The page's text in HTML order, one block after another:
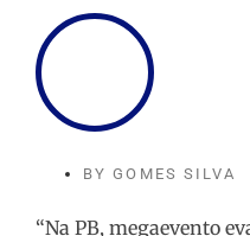
BY GOMES SILVA
“Na PB, megaevento